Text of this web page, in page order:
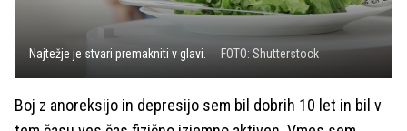
Najtežje je stvari premakniti v glavi. FOTO: Shutterstock
Boj z anoreksijo in depresijo sem bil dobrih 10 let in bil v